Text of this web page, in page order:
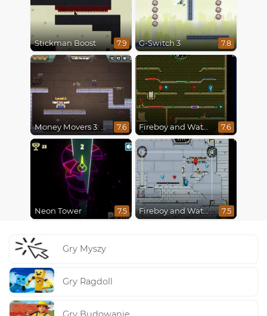
Stickman Boost 7.9 G-Switch 3 7.8
Money Movers 3: Guard Duty 7.6 Fireboy and Watergirl 5 : Elements 7.6
Neon Tower 7.5 Fireboy and Watergirl in The Ice Temple 7.5
Gry Myszy
Gry Ragdoll